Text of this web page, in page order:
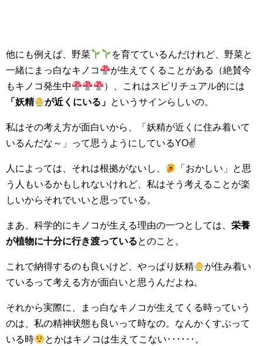
他にも例えば、野菜
を育てているんだけれど、野菜と
一緒にまっ白なキノコ
が生えてくることがある（絶賛今
もキノコ発生中
）、これはスピリチュアル的には
「妖精
が近くにいる」 というサインらしいの。
私はその考え方が面白いから、「妖精が近くに住み着いて
いるんだな～」って思うようにしているYO✌
人によっては、それは根拠がないし、
「おかしい」と思
う人もいるかもしれないけれど、私はそう考えることが楽
しいからそれでいいと思っている。
まあ、科学的にキノコが生える理由の一つとしては、 栄養
が植物に十分に行き渡っているとのこと。
これで納得するのも良いけど、やっぱり妖精
が住み着い
ているって考える方が面白いと思うんだよね。
それから実際に、まっ白なキノコが生えてくる時っていう
のは、私の精神状態も良いって時なの。なんかくすぶって
いる時
とかはキノコは生えてこない･･････。